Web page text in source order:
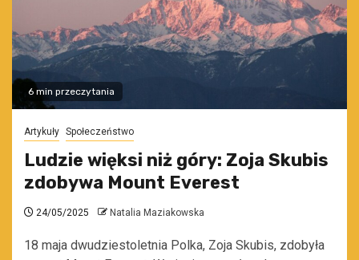
6 min przeczytania
Artykuły Społeczeństwo
Ludzie więksi niż góry: Zoja Skubis
zdobywa Mount Everest
24/05/2025 Natalia Maziakowska
18 maja dwudziestoletnia Polka, Zoja Skubis, zdobyła